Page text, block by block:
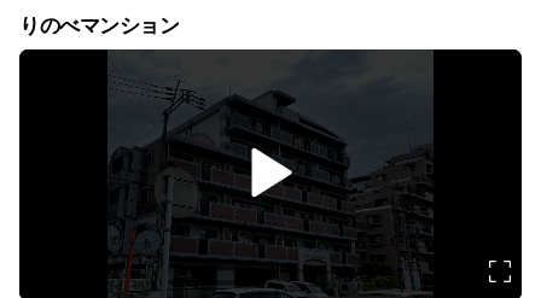
りのべマンション
v
i
d
e
o